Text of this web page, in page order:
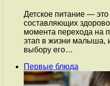
Детское питание —
составляющих
момента перехода на
этап в жизни малыша,
выбору его…
Первые блюда